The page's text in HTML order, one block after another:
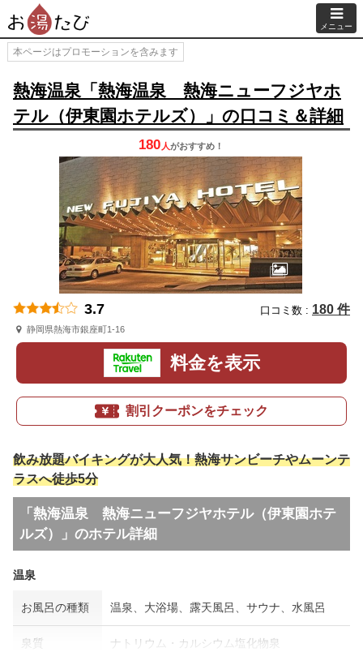
メニュー
本ページはプロモーションを含みます
熱海温泉「熱海温泉 熱海ニューフジヤホ
テル（伊東園ホテルズ）」の口コミ＆詳細
180 人がおすすめ！
3.7 口コミ数 : 180 件
静岡県熱海市銀座町1-16
料金を表示
割引クーポンをチェック
飲み放題バイキングが大人気！熱海サンビーチやムーンテ
ラスへ徒歩5分
「熱海温泉 熱海ニューフジヤホテル（伊東園ホテ
ルズ）」のホテル詳細
温泉
お風呂の種類 温泉、大浴場、露天風呂、サウナ、水風呂
泉質 ナトリウム・カルシウム塩化物泉